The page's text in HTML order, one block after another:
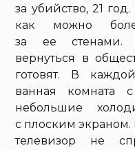
за убийство, 21
как можно
за ее стенами.
вернуться в
готовят. В
ванная комната
небольшие
с плоским экраном.
телевизор не